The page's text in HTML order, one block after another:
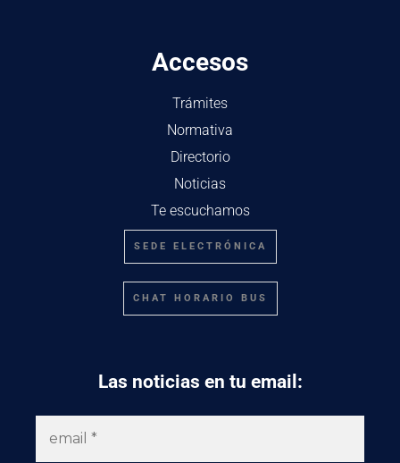
Accesos
Trámites
Normativa
Directorio
Noticias
Te escuchamos
SEDE ELECTRÓNICA
CHAT HORARIO BUS
Las noticias en tu email: